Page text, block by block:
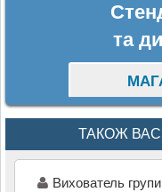
та
ТАКОЖ
Вихователь